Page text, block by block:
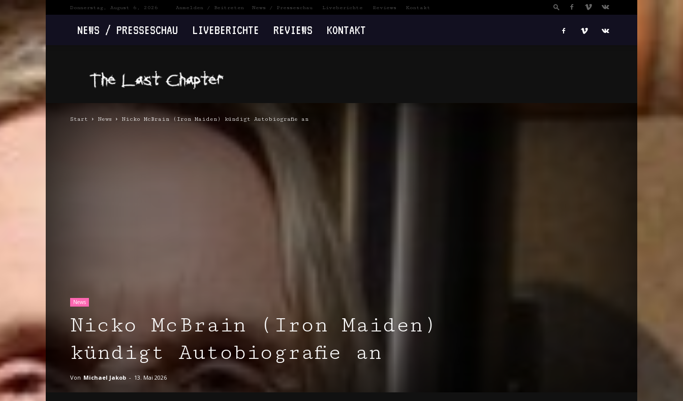
Donnerstag, August 6, 2026 Anmelden / Beitreten News / Presseschau Liveberichte Reviews Kontakt
NEWS / PRESSESCHAU LIVEBERICHTE REVIEWS KONTAKT
Last
Chapter
Start News Nicko McBrain (Iron Maiden) kündigt Autobiografie an
News
Nicko McBrain (Iron Maiden)
kündigt Autobiografie an
Von Michael Jakob - 13. Mai 2026